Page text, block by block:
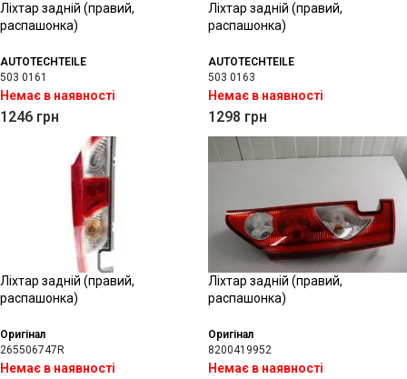
Ліхтар задній (правий,
распашонка)
AUTOTECHTEILE
503 0161
Немає в наявності
1246 грн
Ліхтар задній (правий,
распашонка)
AUTOTECHTEILE
503 0163
Немає в наявності
1298 грн
Ліхтар задній (правий,
распашонка)
Оригінал
265506747R
Немає в наявності
Ліхтар задній (правий,
распашонка)
Оригінал
8200419952
Немає в наявності